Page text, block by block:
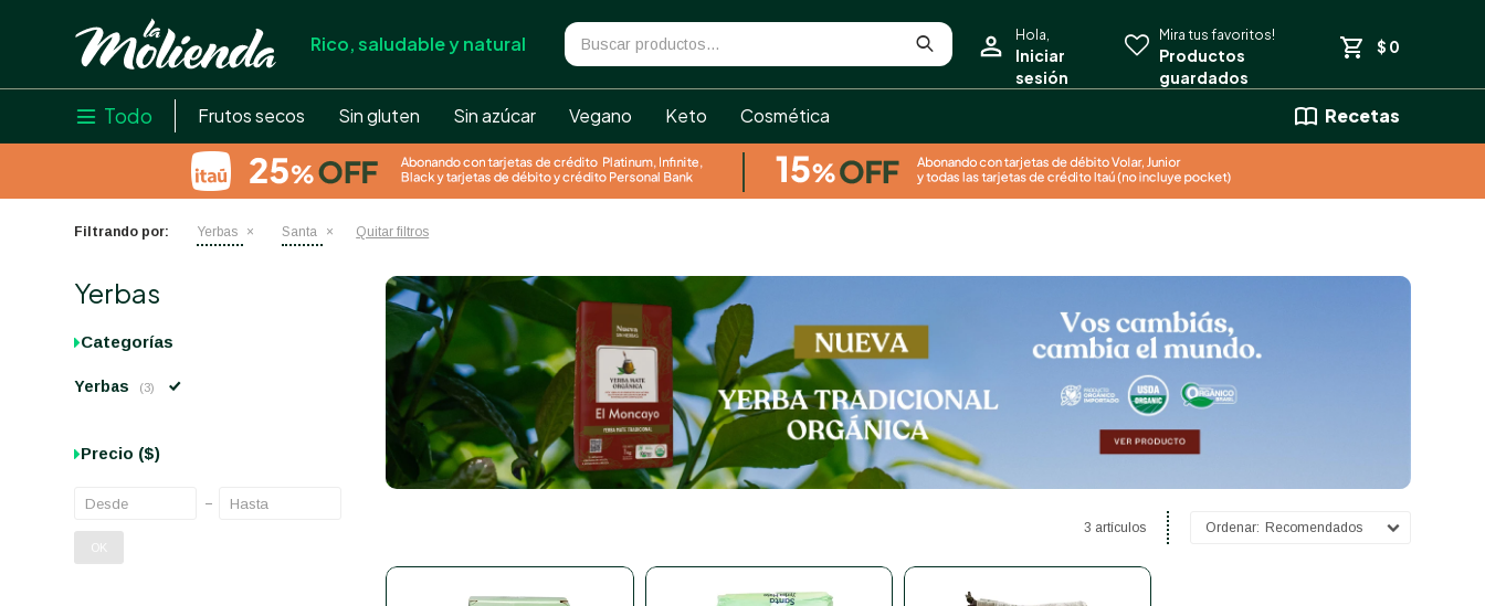
Rico, saludable y natural
 Todo Frutos secos Sin gluten Sin azúcar Vegano Keto Cosmética Recetas
$ 0
Filtrando por: Yerbas Santa Quitar filtros
3 artículos Recomendados
Yerbas
Categorías
Yerbas (3)
Precio ($)
OK
close
store
local_shipping
credit_card
help